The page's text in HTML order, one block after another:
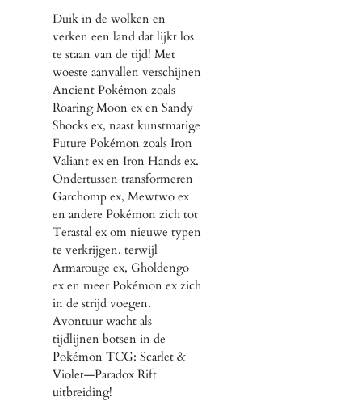
Duik in de wolken en
verken een land dat lijkt los
te staan van de tijd! Met
woeste aanvallen verschijnen
Ancient Pokémon zoals
Roaring Moon ex en Sandy
Shocks ex, naast kunstmatige
Future Pokémon zoals Iron
Valiant ex en Iron Hands ex.
Ondertussen transformeren
Garchomp ex, Mewtwo ex
en andere Pokémon zich tot
Terastal ex om nieuwe typen
te verkrijgen, terwijl
Armarouge ex, Gholdengo
ex en meer Pokémon ex zich
in de strijd voegen.
Avontuur wacht als
tijdlijnen botsen in de
Pokémon TCG: Scarlet &
Violet—Paradox Rift
uitbreiding!